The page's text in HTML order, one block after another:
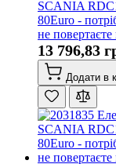
SCANIA
80Euro -
не
13 796,83
Додати в